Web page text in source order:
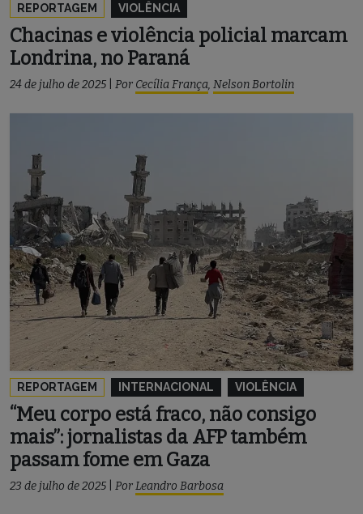
REPORTAGEM VIOLÊNCIA
Chacinas e violência policial marcam
Londrina, no Paraná
24 de julho de 2025 Por Cecília França, Nelson Bortolin
REPORTAGEM INTERNACIONAL VIOLÊNCIA
“Meu corpo está fraco, não consigo
mais”: jornalistas da AFP também
passam fome em Gaza
23 de julho de 2025 PorLeandro Barbosa